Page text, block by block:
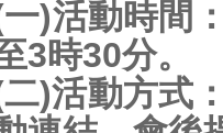
)活動時間
3時30分。
)活動方式